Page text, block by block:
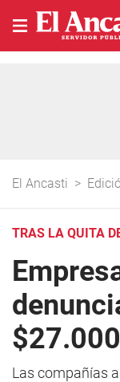
El Ancasti >
TRAS LA QUITA
Las compañías